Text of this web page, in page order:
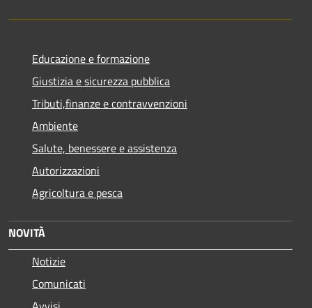
Educazione e formazione
Giustizia e sicurezza pubblica
Tributi,finanze e contravvenzioni
Ambiente
Salute, benessere e assistenza
Autorizzazioni
Agricoltura e pesca
NOVITÀ
Notizie
Comunicati